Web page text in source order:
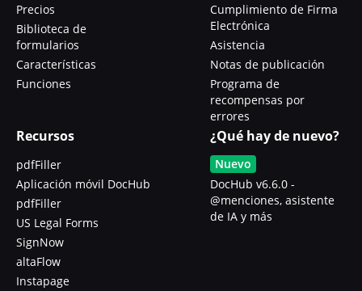
Precios
Biblioteca de
formularios
Características
Funciones
Cumplimiento de Firma
Electrónica
Asistencia
Notas de publicación
Programa de
recompensas por
errores
Recursos
pdfFiller
Aplicación móvil DocHub
pdfFiller
US Legal Forms
SignNow
altaFlow
Instapage
¿Qué hay de nuevo?
Nuevo
DocHub v6.6.0 -
@menciones, asistente
de IA y más